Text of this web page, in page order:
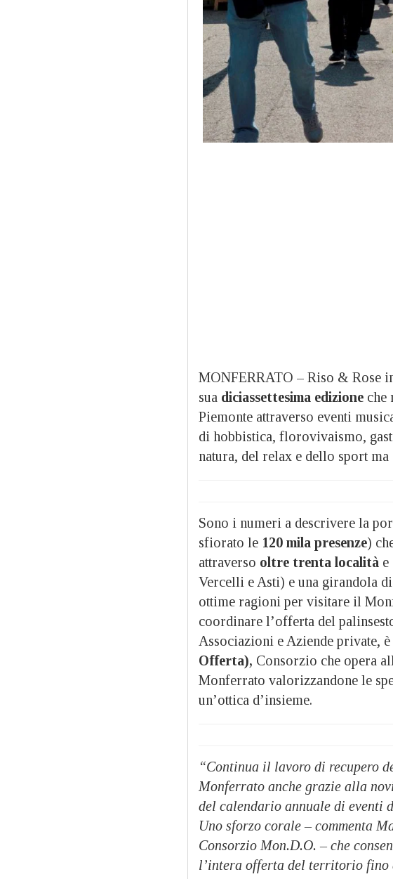
MONFERRATO – Riso & Rose
sua diciassettesima edizione che
Piemonte attraverso eventi
di hobbistica, florovivaismo,
natura, del relax e dello sport
Sono i numeri a descrivere la
sfiorato le 120 mila presenze)
attraverso oltre trenta località e
Vercelli e Asti) e una girandola
ottime ragioni per visitare il
coordinare l’offerta del
Associazioni e Aziende private, è
Offerta), Consorzio che opera
Monferrato valorizzandone le
un’ottica d’insieme.
“Continua il lavoro di recupero
Monferrato anche grazie alla
del calendario annuale di eventi
Uno sforzo corale – commenta
Consorzio Mon.D.O. – che
l’intera offerta del territorio fino